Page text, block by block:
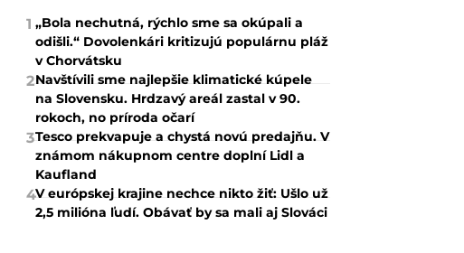
1 „Bola nechutná, rýchlo sme sa okúpali a
odišli.“ Dovolenkári kritizujú populárnu pláž
v Chorvátsku
2Navštívili sme najlepšie klimatické kúpele
na Slovensku. Hrdzavý areál zastal v 90.
rokoch, no príroda očarí
3Tesco prekvapuje a chystá novú predajňu. V
známom nákupnom centre doplní Lidl a
Kaufland
4V európskej krajine nechce nikto žiť: Ušlo už
2,5 milióna ľudí. Obávať by sa mali aj Slováci